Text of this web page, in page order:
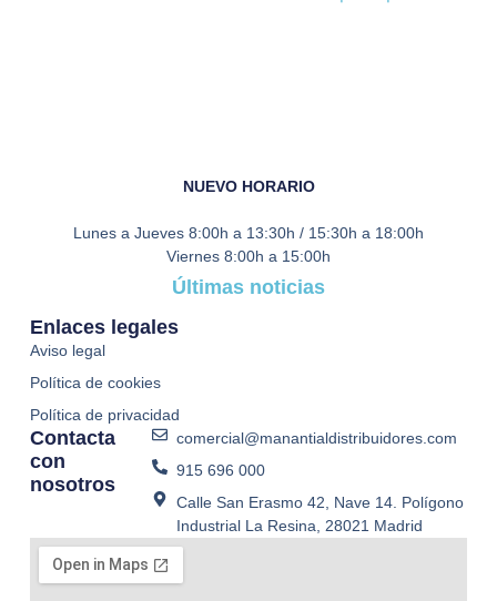
NUEVO HORARIO
Lunes a Jueves 8:00h a 13:30h / 15:30h a 18:00h
Viernes 8:00h a 15:00h
Últimas noticias
Enlaces legales
Aviso legal
Política de cookies
Política de privacidad
Contacta
con
nosotros
comercial@manantialdistribuidores.com
915 696 000
Calle San Erasmo 42, Nave 14. Polígono
Industrial La Resina, 28021 Madrid